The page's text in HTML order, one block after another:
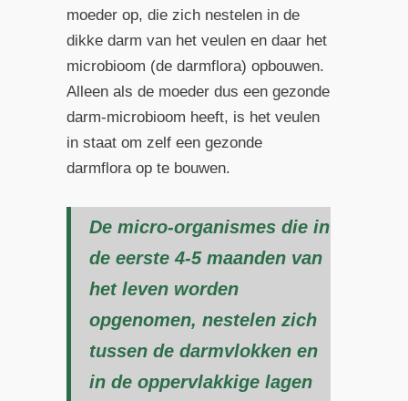
moeder op, die zich nestelen in de
dikke darm van het veulen en daar het
microbioom (de darmflora) opbouwen.
Alleen als de moeder dus een gezonde
darm-microbioom heeft, is het veulen
in staat om zelf een gezonde
darmflora op te bouwen.
De micro-organismes die in
de eerste 4-5 maanden van
het leven worden
opgenomen, nestelen zich
tussen de darmvlokken en
in de oppervlakkige lagen